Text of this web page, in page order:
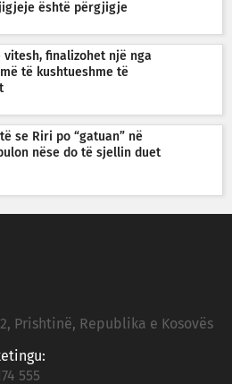
është përgjigje
vitesh, finalizohet një nga
të kushtueshme të
se Riri po “gatuan” në
nëse do të sjellin duet
Prishtinë, Republika e Kosovës
555